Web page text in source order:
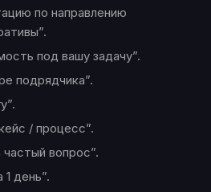
по направлению
под вашу задачу”.
подрядчика”.
/ процесс”.
вопрос”.
день”.